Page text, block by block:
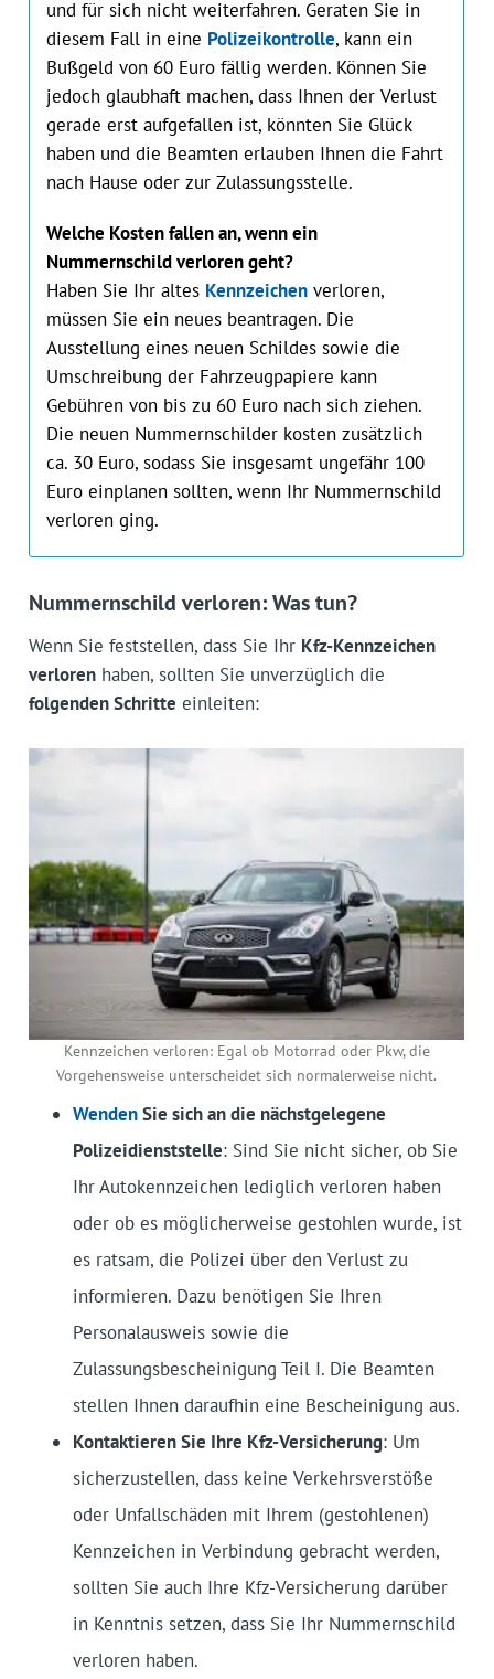
und für sich nicht weiterfahren. Geraten Sie in
diesem Fall in eine Polizeikontrolle, kann ein
Buß‌geld von 60 Euro fällig werden. Können Sie
jedoch glaubhaft machen, dass Ihnen der Verlust
gerade erst aufgefallen ist, könnten Sie Glück
haben und die Beamten erlauben Ihnen die Fahrt
nach Hause oder zur Zulassungsstelle.
Welche Kosten fallen an, wenn ein
Nummernschild verloren geht?
Haben Sie Ihr altes Kennzeichenverloren,
müssen Sie ein neues beantragen. Die
Ausstellung eines neuen Schildes sowie die
Umschreibung der Fahrzeugpapiere kann
Gebühren von bis zu 60 Euro nach sich ziehen.
Die neuen Nummernschilder kosten zusätzlich
ca. 30 Euro, sodass Sie insgesamt ungefähr 100
Euro einplanen sollten, wenn Ihr Nummernschild
verloren ging.
Nummernschild verloren: Was tun?
Wenn Sie feststellen, dass Sie Ihr Kfz-Kennzeichen
verlorenhaben, sollten Sie unverzüglich die
folgenden Schritte einleiten:
Kennzeichen verloren: Egal ob Motorrad oder Pkw, die
Vorgehensweise unterscheidet sich normalerweise nicht.
WendenSie sich an die nächstgelegene
Polizeidienststelle: Sind Sie nicht sicher, ob Sie
Ihr Autokennzeichen lediglich verloren haben
oder ob es möglicherweise gestohlen wurde, ist
es ratsam, die Polizei über den Verlust zu
informieren. Dazu benötigen Sie Ihren
Personalausweis sowie die
Zulassungsbescheinigung Teil I. Die Beamten
stellen Ihnen daraufhin eine Bescheinigung aus.
Kontaktieren Sie Ihre Kfz-Versicherung: Um
sicherzustellen, dass keine Verkehrsverstöße
oder Unfallschäden mit Ihrem (gestohlenen)
Kennzeichen in Verbindung gebracht werden,
sollten Sie auch Ihre Kfz-Versicherung darüber
in Kenntnis setzen, dass Sie Ihr Nummernschild
verloren haben.